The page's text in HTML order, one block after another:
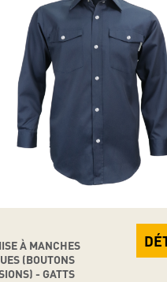
À MANCHES
(BOUTONS
- GATTS